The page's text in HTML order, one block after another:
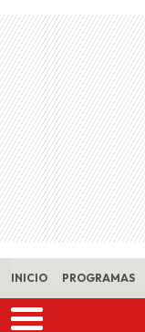
Skip to main content
INICIO PROGRAMAS